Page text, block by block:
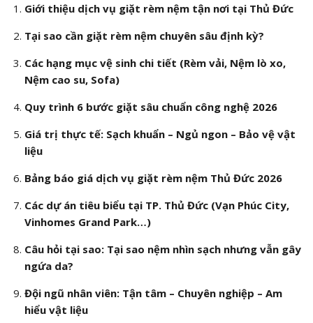
Giới thiệu dịch vụ giặt rèm nệm tận nơi tại Thủ Đức
Tại sao cần giặt rèm nệm chuyên sâu định kỳ?
Các hạng mục vệ sinh chi tiết (Rèm vải, Nệm lò xo,
Nệm cao su, Sofa)
Quy trình 6 bước giặt sâu chuẩn công nghệ 2026
Giá trị thực tế: Sạch khuẩn – Ngủ ngon – Bảo vệ vật
liệu
Bảng báo giá dịch vụ giặt rèm nệm Thủ Đức 2026
Các dự án tiêu biểu tại TP. Thủ Đức (Vạn Phúc City,
Vinhomes Grand Park…)
Câu hỏi tại sao: Tại sao nệm nhìn sạch nhưng vẫn gây
ngứa da?
Đội ngũ nhân viên: Tận tâm – Chuyên nghiệp – Am
hiểu vật liệu